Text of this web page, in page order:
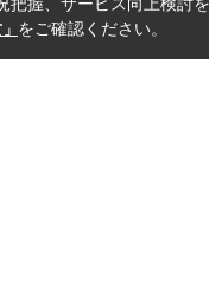
をご確認ください。